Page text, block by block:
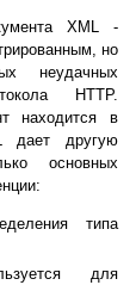
XML -
но
неудачных
HTTP.
находится в
дает другую
основных
типа
для